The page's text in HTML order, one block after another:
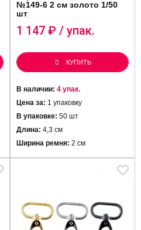
№149-6 2 см золото 1/50
шт
1 147 ₽ / упак.
КУПИТЬ
В наличии: 4 упак.
Цена за: 1 упаковку
В упаковке: 50 шт
Длина: 4,3 см
Ширина ремня: 2 см